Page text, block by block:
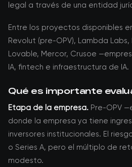
legal a través de una entidad
Entre los proyectos disponibles
Revolut (pre-OPV), Lambda Labs,
Lovable, Mercor, Crusoe
IA, fintech e infraestructura de IA.
Qué es importante
Etapa de la empresa. Pre-OPV
donde la empresa ya tiene
inversores institucionales. El
o Series A, pero el múltiplo de
modesto.